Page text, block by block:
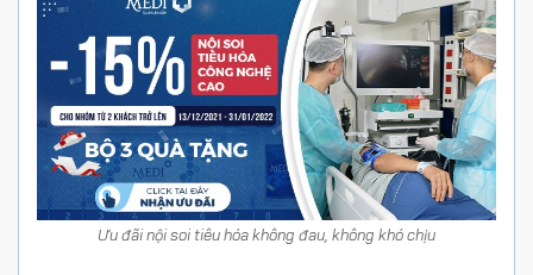
Ưu đãi nội soi tiêu hóa không đau, không khó chịu